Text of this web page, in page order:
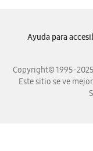
Copyright© 1995-
Este sitio se ve
Ayuda para